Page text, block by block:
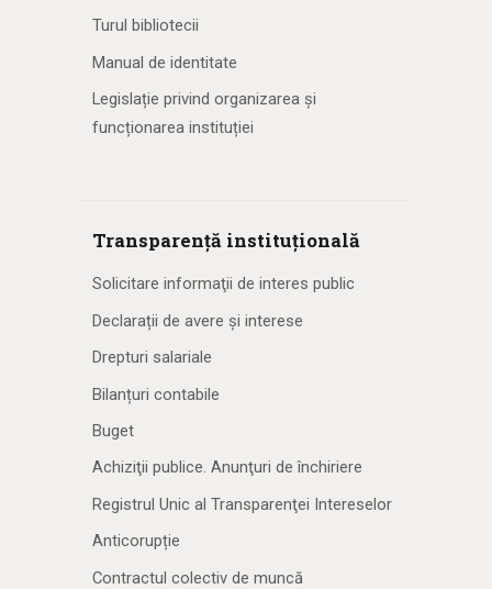
Turul bibliotecii
Manual de identitate
Legislație privind organizarea și
funcționarea instituției
Transparență instituțională
Solicitare informaţii de interes public
Declarații de avere și interese
Drepturi salariale
Bilanțuri contabile
Buget
Achiziţii publice. Anunţuri de închiriere
Registrul Unic al Transparenţei Intereselor
Anticorupție
Contractul colectiv de muncă